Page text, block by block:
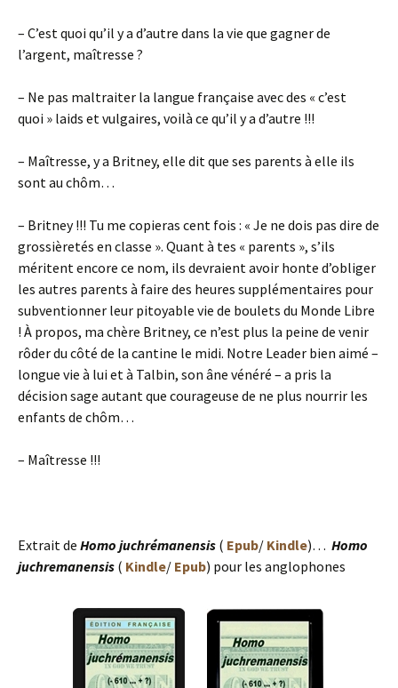
– C’est quoi qu’il y a d’autre dans la vie que gagner de
l’argent, maîtresse ?
– Ne pas maltraiter la langue française avec des « c’est
quoi » laids et vulgaires, voilà ce qu’il y a d’autre !!!
– Maîtresse, y a Britney, elle dit que ses parents à elle ils
sont au chôm…
– Britney !!! Tu me copieras cent fois : « Je ne dois pas dire de
grossièretés en classe ». Quant à tes « parents », s’ils
méritent encore ce nom, ils devraient avoir honte d’obliger
les autres parents à faire des heures supplémentaires pour
subventionner leur pitoyable vie de boulets du Monde Libre
! À propos, ma chère Britney, ce n’est plus la peine de venir
rôder du côté de la cantine le midi. Notre Leader bien aimé –
longue vie à lui et à Talbin, son âne vénéré – a pris la
décision sage autant que courageuse de ne plus nourrir les
enfants de chôm…
– Maîtresse !!!
Extrait de Homo juchrémanensis ( Epub/ Kindle)… Homo
juchremanensis ( Kindle/ Epub) pour les anglophones